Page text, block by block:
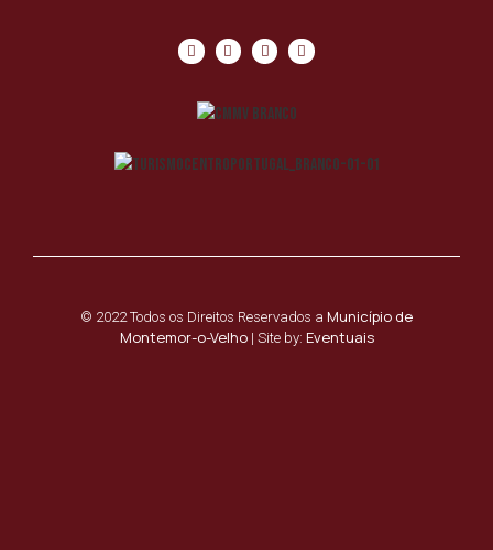
© 2022 Todos os Direitos Reservados a Município de
Montemor-o-Velho| Site by: Eventuais